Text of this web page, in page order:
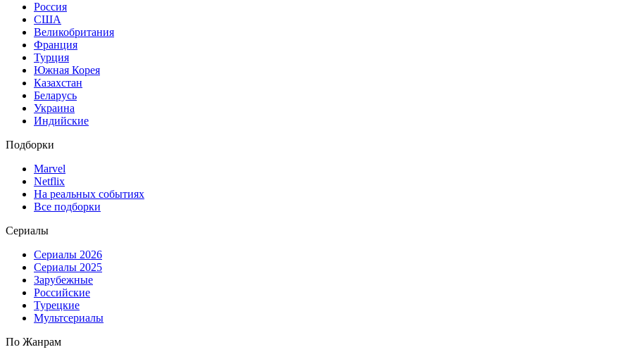
Россия
США
Великобритания
Франция
Турция
Южная Корея
Казахстан
Беларусь
Украина
Индийские
Подборки
Marvel
Netflix
На реальных событиях
Все подборки
Сериалы
Сериалы 2026
Сериалы 2025
Зарубежные
Российские
Турецкие
Мультсериалы
По Жанрам